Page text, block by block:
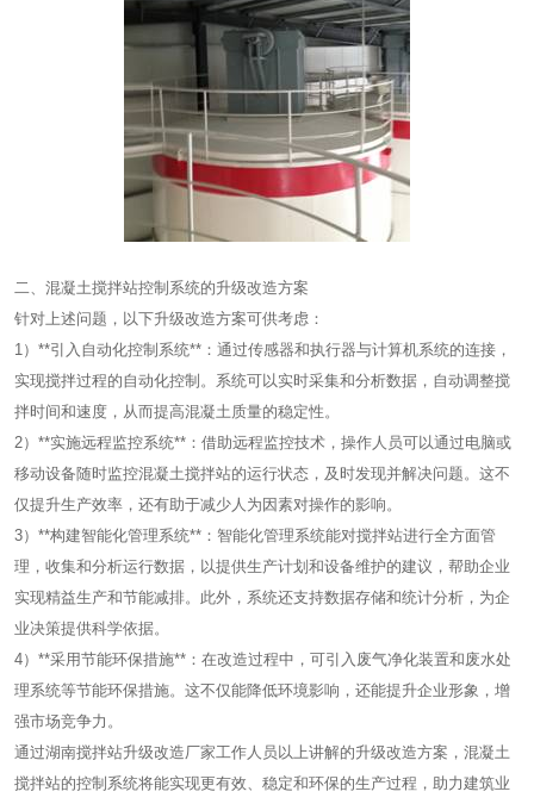
二、混凝土搅拌站控制系统的升级改造方案
针对上述问题，以下升级改造方案可供考虑：
1）**引入自动化控制系统**：通过传感器和执行器与计算机系统的连接，
实现搅拌过程的自动化控制。系统可以实时采集和分析数据，自动调整搅
拌时间和速度，从而提高混凝土质量的稳定性。
2）**实施远程监控系统**：借助远程监控技术，操作人员可以通过电脑或
移动设备随时监控混凝土搅拌站的运行状态，及时发现并解决问题。这不
仅提升生产效率，还有助于减少人为因素对操作的影响。
3）**构建智能化管理系统**：智能化管理系统能对搅拌站进行全方面管
理，收集和分析运行数据，以提供生产计划和设备维护的建议，帮助企业
实现精益生产和节能减排。此外，系统还支持数据存储和统计分析，为企
业决策提供科学依据。
4）**采用节能环保措施**：在改造过程中，可引入废气净化装置和废水处
理系统等节能环保措施。这不仅能降低环境影响，还能提升企业形象，增
强市场竞争力。
通过湖南搅拌站升级改造厂家工作人员以上讲解的升级改造方案，混凝土
搅拌站的控制系统将能实现更有效、稳定和环保的生产过程，助力建筑业